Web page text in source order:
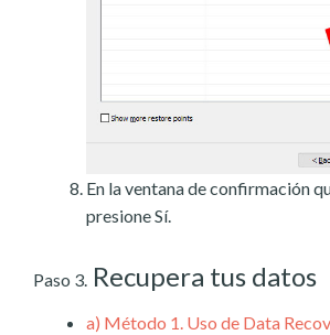
En la ventana de confirmación
presione Sí.
Paso 3. Recupera tus datos
a) Método 1. Uso de Data